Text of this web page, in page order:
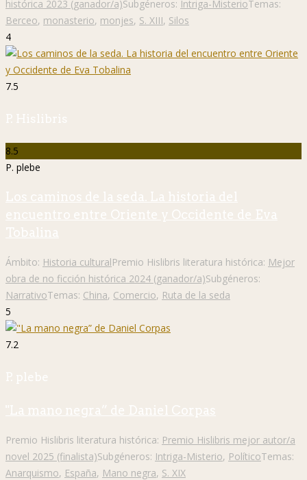
histórica 2023 (ganador/a)Subgéneros: Intriga-MisterioTemas:
Berceo, monasterio, monjes, S. XIII, Silos
4
7.5
P. Hislibris
8.5
P. plebe
Los caminos de la seda. La historia del
encuentro entre Oriente y Occidente de Eva
Tobalina
Ámbito: Historia culturalPremio Hislibris literatura histórica: Mejor
obra de no ficción histórica 2024 (ganador/a)Subgéneros:
NarrativoTemas: China, Comercio, Ruta de la seda
5
7.2
P. plebe
"La mano negra” de Daniel Corpas
Premio Hislibris literatura histórica: Premio Hislibris mejor autor/a
novel 2025 (finalista)Subgéneros: Intriga-Misterio, PolíticoTemas:
Anarquismo, España, Mano negra, S. XIX